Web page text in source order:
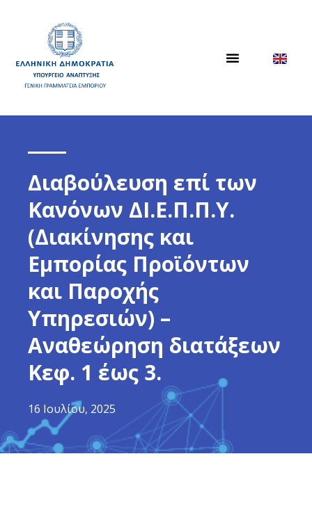
Διαβούλευση επί των
Κανόνων ΔΙ.Ε.Π.Π.Υ.
(Διακίνησης και
Εμπορίας Προϊόντων
και Παροχής
Υπηρεσιών) –
Αναθεώρηση διατάξεων
Κεφ. 1 έως 3.
16 Ιουλίου, 2025